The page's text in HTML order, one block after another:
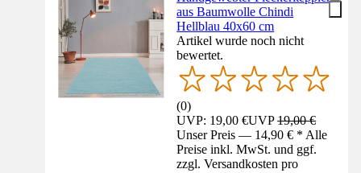
aus Baumwolle Chindi
Hellblau 40x60 cm
Artikel wurde noch nicht
bewertet.
(0)
UVP: 19,00 €UVP19,00 €
Unser Preis — 14,90 € * Alle
Preise inkl. MwSt. und ggf.
zzgl. Versandkosten pro